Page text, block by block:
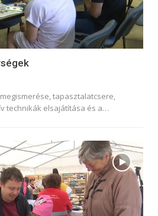
tapasztalatcsere,
technikák elsajátítása és a…